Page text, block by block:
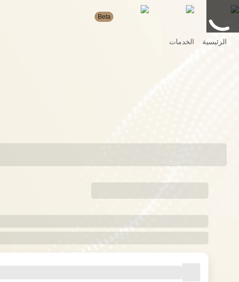
Beta
الرئيسية الخدمات